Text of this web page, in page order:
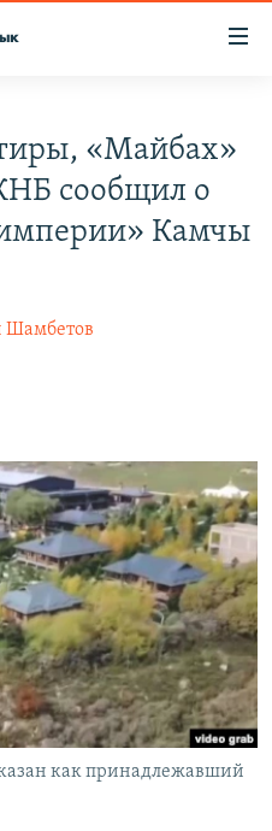
«Майбах»
сообщил о
Камчы
Шамбетов
как принадлежавший